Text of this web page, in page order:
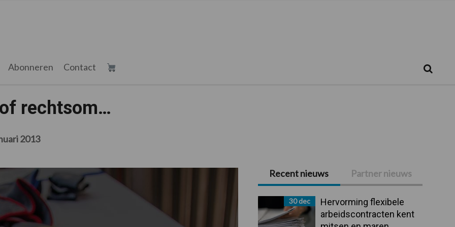
Abonneren Contact
rechtsom…
2013
Primaire
Sidebar
Recent nieuws Partner nieuws
30 dec
Hervorming flexibele
arbeidscontracten kent